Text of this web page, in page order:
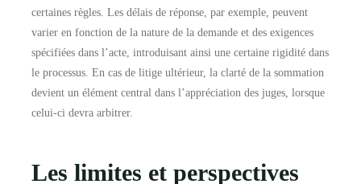
certaines règles. Les délais de réponse, par exemple, peuvent
varier en fonction de la nature de la demande et des exigences
spécifiées dans l’acte, introduisant ainsi une certaine rigidité dans
le processus. En cas de litige ultérieur, la clarté de la sommation
devient un élément central dans l’appréciation des juges, lorsque
celui-ci devra arbitrer.
Les limites et perspectives